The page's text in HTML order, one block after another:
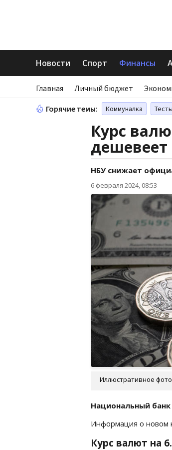
Новости Спорт Финансы
Главная Личный бюджет
Горячие темы: Коммуналка
Курс
дешевеет
НБУ снижает
6 февраля 2024, 08:53
Иллюстративное
Национальный
Информация о новом
Курс валют на